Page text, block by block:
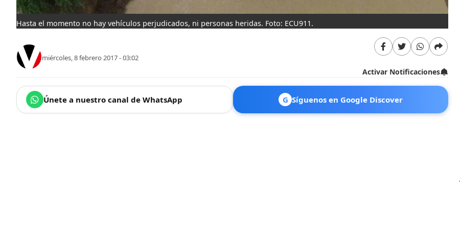
Hasta el momento no hay vehículos perjudicados, ni personas heridas. Foto: ECU911.
miércoles, 8 febrero 2017 - 03:02
Activar Notificaciones
Únete a nuestro canal de WhatsApp G Síguenos en Google Discover